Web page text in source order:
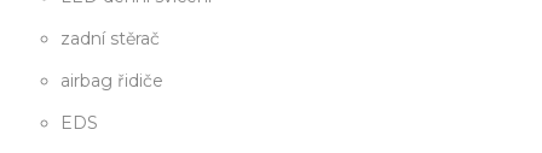
zadní stěrač
airbag řidiče
EDS